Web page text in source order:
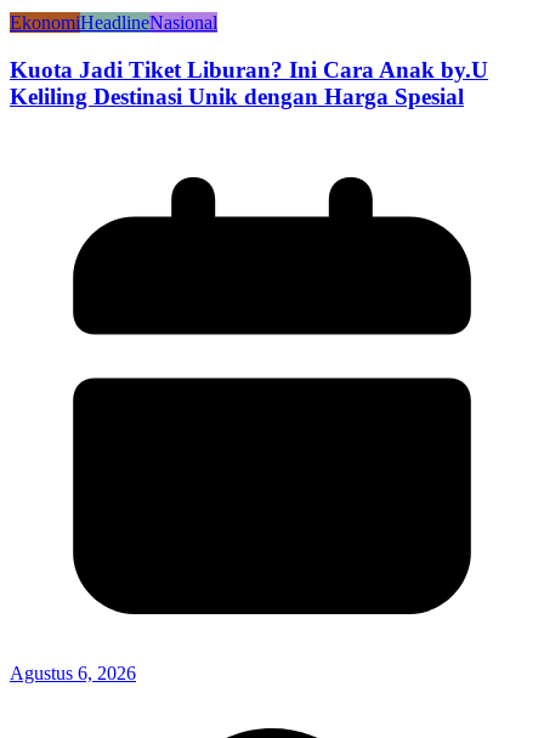
EkonomiHeadlineNasional
Kuota Jadi Tiket Liburan? Ini Cara Anak by.U
Keliling Destinasi Unik dengan Harga Spesial
Agustus 6, 2026